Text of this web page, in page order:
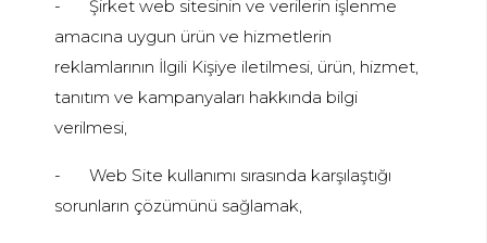
-
Şirket web sitesinin ve verilerin işlenme
amacına uygun ürün ve hizmetlerin
reklamlarının İlgili Kişiye iletilmesi, ürün, hizmet,
tanıtım ve kampanyaları hakkında bilgi
verilmesi,
-
Web Site kullanımı sırasında karşılaştığı
sorunların çözümünü sağlamak,